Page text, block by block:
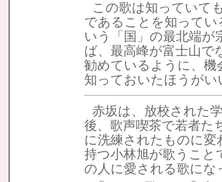
この歌は知っていて
であることを知って
いう「国」の最北端が
ば、最高峰が富士山で
勧めているように、
知っておいたほうがい
赤坂は、放校された
後、歌声喫茶で若者た
に洗練されたものに
持つ小林旭が歌うこと
の人に愛される歌に